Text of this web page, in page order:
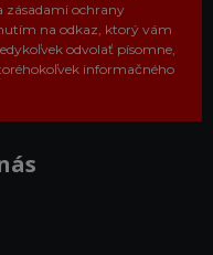
zásadami ochrany
na odkaz, ktorý vám
odvolať písomne,
informačného